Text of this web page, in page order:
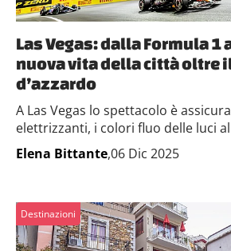
Las Vegas: dalla Formula 1
nuova vita della città oltre
d’azzardo
A Las Vegas lo spettacolo è
elettrizzanti, i colori fluo delle luci
Elena Bittante,06 Dic 2025
Destinazioni